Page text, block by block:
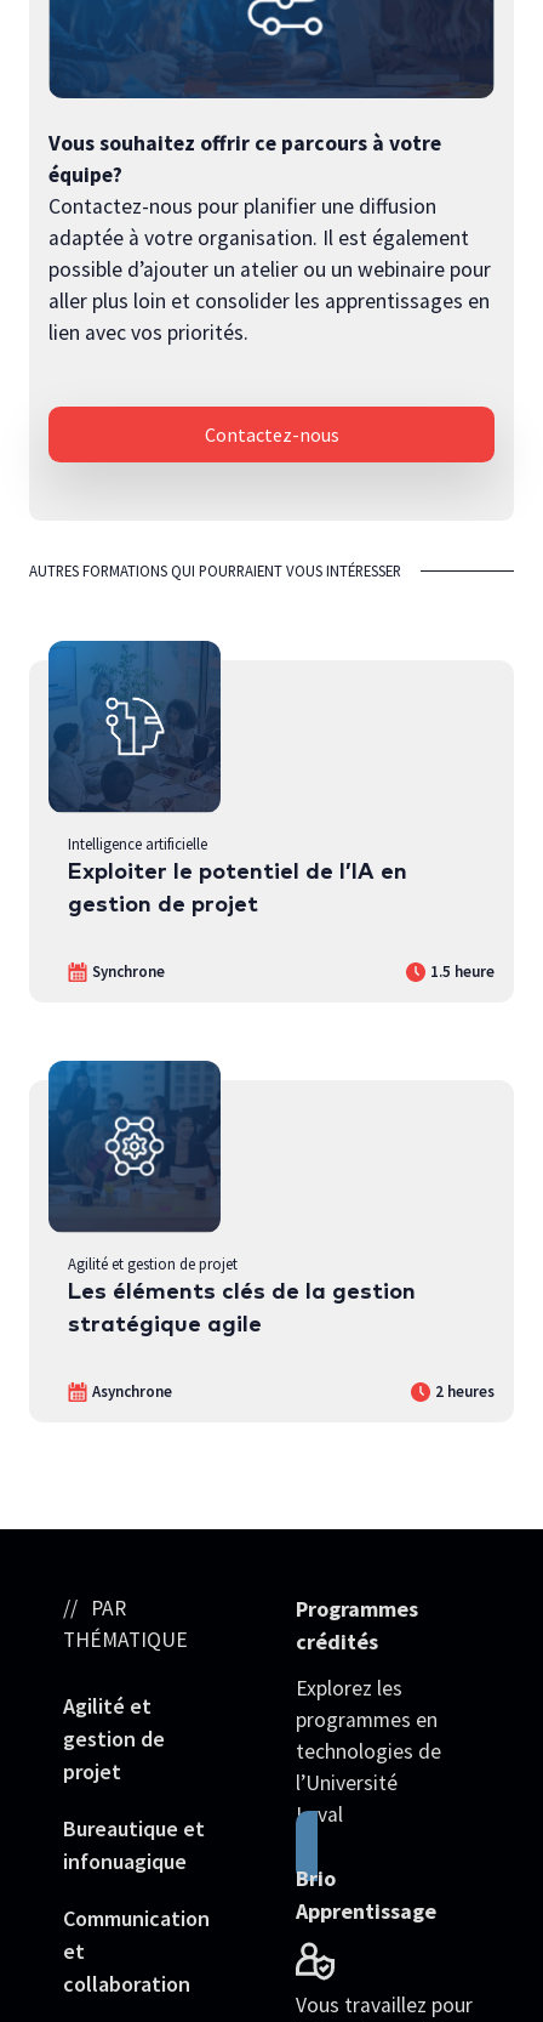
Vous souhaitez offrir ce parcours à votre
équipe?
Contactez-nous pour planifier une diffusion
adaptée à votre organisation. Il est également
possible d’ajouter un atelier ou un webinaire pour
aller plus loin et consolider les apprentissages en
lien avec vos priorités.
Contactez-nous
AUTRES FORMATIONS QUI POURRAIENT VOUS INTÉRESSER
Intelligence artificielle
Exploiter le potentiel de l’IA en
gestion de projet
Synchrone 1.5 heure
Agilité et gestion de projet
Les éléments clés de la gestion
stratégique agile
Asynchrone 2 heures
PAR
THÉMATIQUE
Agilité et
gestion de
projet
Bureautique et
infonuagique
Communication
et
collaboration
Programmes
crédités
Explorez les
programmes en
technologies de
l’Université
Laval
Brio
Apprentissage
Vous travaillez pour